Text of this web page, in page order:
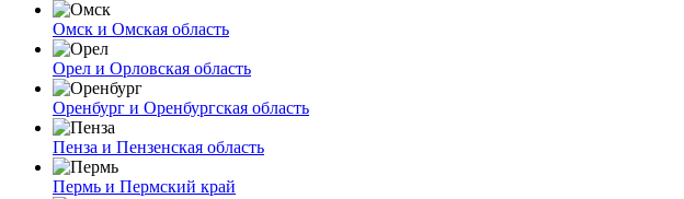
Омск и Омская область
Орел и Орловская область
Оренбург и Оренбургская область
Пенза и Пензенская область
Пермь и Пермский край